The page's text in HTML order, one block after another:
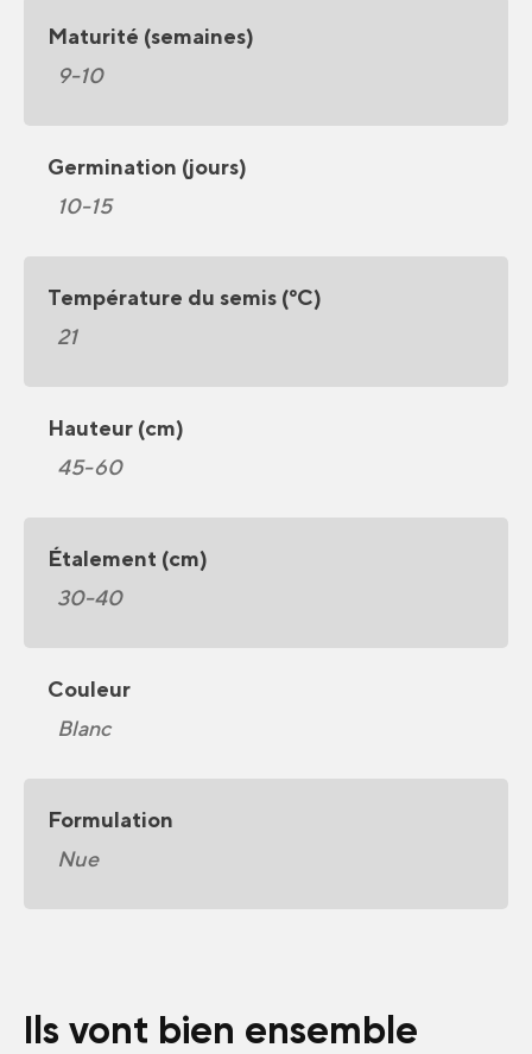
Maturité (semaines)
9-10
Germination (jours)
10-15
Température du semis (°C)
21
Hauteur (cm)
45-60
Étalement (cm)
30-40
Couleur
Blanc
Formulation
Nue
Ils vont bien ensemble